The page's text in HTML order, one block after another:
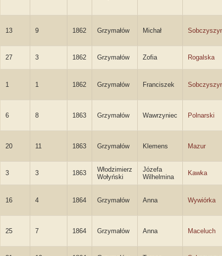
13 9 1862 Grzymałów Michał
27 3 1862 Grzymałów Zofia Rogalska
1 1 1862 Grzymałów Franciszek
6 8 1863 Grzymałów Wawrzyniec Polnarski
20 11 1863 Grzymałów Klemens Mazur
3 3 1863
Włodzimierz
Wołyński
Józefa
Wilhelmina
Kawka
16 4 1864 Grzymałów Anna Wywiórka
25 7 1864 Grzymałów Anna Maceluch